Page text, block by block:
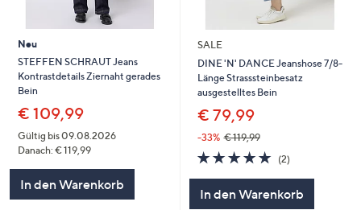
um
diese
anzuzeigen.
Neu
STEFFEN SCHRAUT Jeans
Kontrastdetails Ziernaht gerades
Bein
€ 109,99
Gültig bis 09.08.2026
Danach: € 119,99
In den Warenkorb
SALE
DINE 'N' DANCE Jeanshose 7/8-
Länge Strasssteinbesatz
ausgestelltes Bein
€ 79,99
-33% € 119,99
5.0
von
(2)2
In den Warenkorb